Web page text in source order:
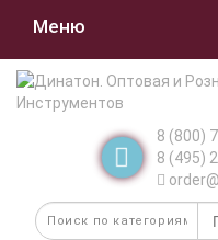
Меню
8 (800)
8 (495)